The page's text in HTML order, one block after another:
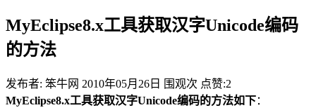
MyEclipse8.x工具获取汉字Unicode编码
的方法
发布者: 笨牛网 2010年05月26日 围观次 点赞:2
MyEclipse8.x工具获取汉字Unicode编码的方法如下：